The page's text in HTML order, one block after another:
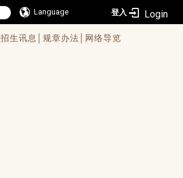
Language 登入
招生讯息│ 规章办法│ 网络导览